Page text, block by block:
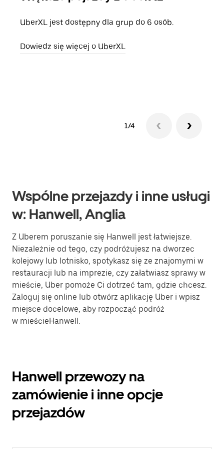
UberXL jest dostępny dla grup do 6 osób.
Dowiedz się więcej o UberXL
1/4
Wspólne przejazdy i inne usługi
w: Hanwell, Anglia
Z Uberem poruszanie się Hanwell jest łatwiejsze.
Niezależnie od tego, czy podróżujesz na dworzec
kolejowy lub lotnisko, spotykasz się ze znajomymi w
restauracji lub na imprezie, czy załatwiasz sprawy w
mieście, Uber pomoże Ci dotrzeć tam, gdzie chcesz.
Zaloguj się online lub otwórz aplikację Uber i wpisz
miejsce docelowe, aby rozpocząć podróż
w mieścieHanwell.
Hanwell przewozy na
zamówienie i inne opcje
przejazdów